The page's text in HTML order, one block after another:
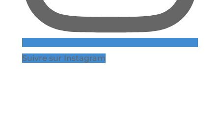
Suivre sur Instagram